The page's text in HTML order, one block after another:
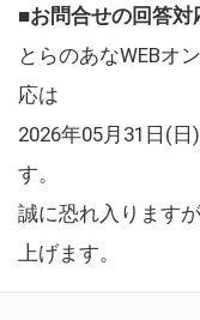
■お問合せの回答対
とらのあなWEBオ
応は
2026年05月31日(
す。
誠に恐れ入ります
上げます。